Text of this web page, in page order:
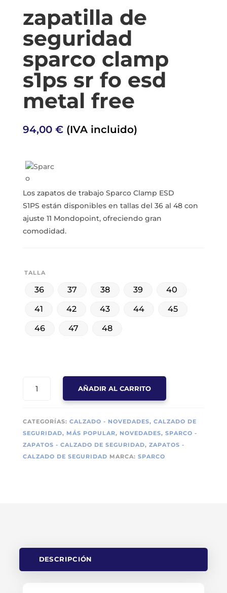
zapatilla de
seguridad
sparco clamp
s1ps sr fo esd
metal free
94,00 € (IVA incluido)
Los zapatos de trabajo Sparco Clamp ESD
S1PS están disponibles en tallas del 36 al 48 con
ajuste 11 Mondopoint, ofreciendo gran
comodidad.
TALLA
36 37 38 39
40
41
42 43 44
45
46
47 48
AÑADIR AL CARRITO
CATEGORÍAS: CALZADO - NOVEDADES, CALZADO DE
SEGURIDAD, MÁS POPULAR, NOVEDADES, SPARCO -
ZAPATOS - CALZADO DE SEGURIDAD, ZAPATOS -
CALZADO DE SEGURIDAD MARCA: SPARCO
DESCRIPCIÓN